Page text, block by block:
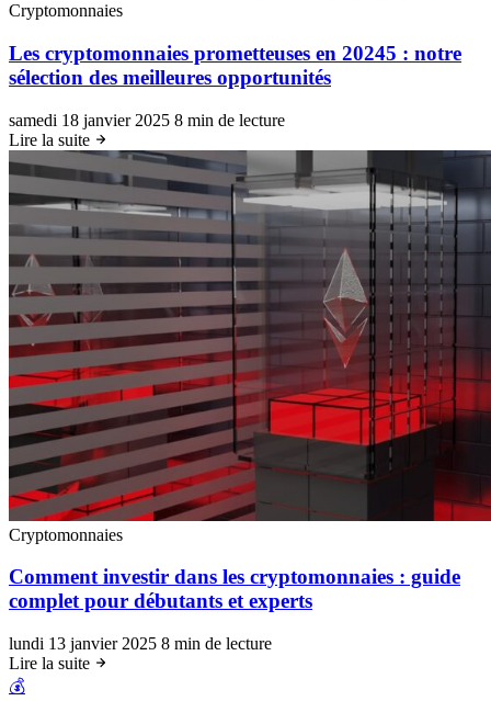
Cryptomonnaies
Les cryptomonnaies prometteuses en 20245 : notre
sélection des meilleures opportunités
samedi 18 janvier 2025 8 min de lecture
Lire la suite
Cryptomonnaies
Comment investir dans les cryptomonnaies : guide
complet pour débutants et experts
lundi 13 janvier 2025 8 min de lecture
Lire la suite
💰